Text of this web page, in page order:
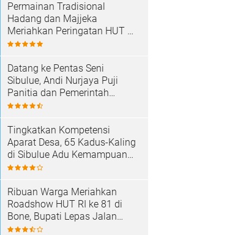
Permainan Tradisional
Hadang dan Majjeka
Meriahkan Peringatan HUT RI
di Sibulue
Datang ke Pentas Seni
Sibulue, Andi Nurjaya Puji
Panitia dan Pemerintah
Kecamatan
Tingkatkan Kompetensi
Aparat Desa, 65 Kadus-Kaling
di Sibulue Adu Kemampuan
Berpidato
Ribuan Warga Meriahkan
Roadshow HUT RI ke 81 di
Bone, Bupati Lepas Jalan
Santai